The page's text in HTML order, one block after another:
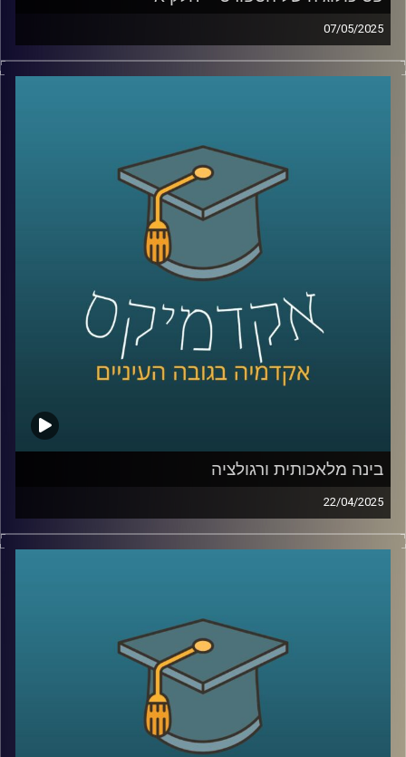
07/05/2025
גם באולימפיאדה שהתרחשה השנה בפריז והייתה מלאה בענפי
ספורט וספורטאים מהשורה הראשונה, היו ספורטאים
נפשיים משמעותיים, כאשר ספורטאים רבים חוו משברים
אישיים ונפשיים. בזכות ספורטאיות כמו סימון ביילס ונעמי
אוסקה, שדיברו בפתיחות על בריאות הנפש, המשחקים
האולימפיים והפאראלימפיים הפכו לנקודת ציון חשובה בהכרה
ובתמיכה בשיח על בעיות נפשיות וסיוע פסיכולוגי לספורטאים.
כיום, המודעות לקשיים נפשיים וללחצים הנלווים לעשייה
ספורטיבית תחרותית גבוהה יותר מאי פעם. חשוב לזכור
שספורטאים הם בני אדם עם תחושות כמו מתח, כאב, לחץ,
ציפיות, אכזבות וכישלונות, והתחום הספורטיבי מגדיל את כל
אלו. הצורך להשיג הישגים גבוהים ולהישאר ב-Top, במיוחד
מגיל צעיר, יחד עם שעות רבות של אימונים, מוסיף למתח
הנפשי. כאן נכנסים לתמונה פסיכולוגים של הספורט.
אז כדי לדבר על כל אלו הצטרף אלינו היום ד״ר רועי סמואל
יועץ, חוקר ומרצה בפסיכולוגיה של הספורט והפעילות הגופנית
בחטיבת הפסיכולוגיה של הספורט, המאמץ, והביצוע
באוניברסיטת רייכמן.
בינה מלאכותית ורגולציה
22/04/2025
הבינה המלאכותית רצה קדימה, אבל הרגולציה רק מתחילה
להבין את הכללים. בזמן שכלים כמו ChatGPT מנסחים,
אז איך מתמודדים האיחוד האירופי והשוק האמריקאי?
מי שומר על הזכויות שלנו כשהאלגוריתם יוצר תוכן? איך
מאזנים בין חופש פיתוח לאחריות חברתית?
והאם ישראל צריכה לבחור צד או לסלול דרך משלה?
בדיוק על זה ועוד נדבר היום עם שני מומחים כאן